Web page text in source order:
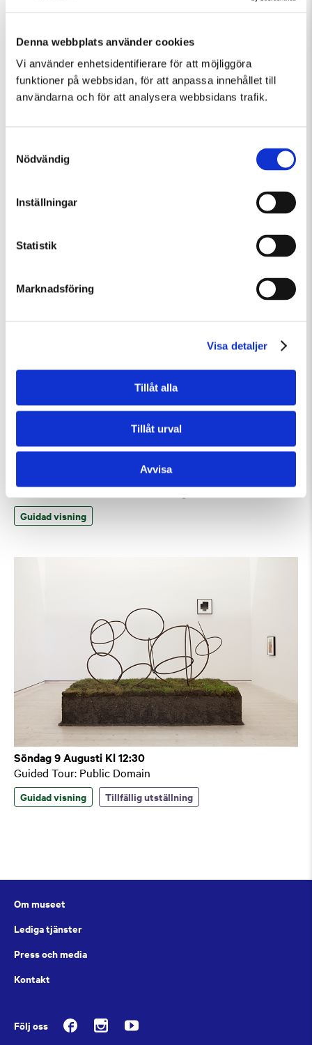
Denna webbplats använder cookies
Vi använder enhetsidentifierare för att möjliggöra
funktioner på webbsidan, för att anpassa innehållet till
användarna och för att analysera webbsidans trafik.
Nödvändig
Inställningar
Statistik
Marknadsföring
Visa detaljer
Tillåt alla
Tillåt urval
Avvisa
Lördag 8 Augusti Kl 12:30
Guidad visning: Public Domain
Lördag 8 Augusti Kl 15:00
Guided Tour of the Museum (in English)
Guidad visning
Söndag 9 Augusti Kl 12:30
Guided Tour: Public Domain
Guidad visning Tillfällig utställning
Om museet
Lediga tjänster
Press och media
Kontakt
Följ oss